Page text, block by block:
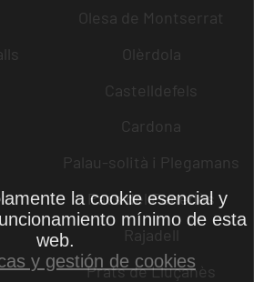
Olesa de Montserrat
Olèrdola
Castelldefels
Cardona
Palau-solità i Plegamans
Pacs del Penedès
Rajadell
Prats de Lluçanès
la cookie esencial y
mínimo de esta
web.
y gestión de cookies